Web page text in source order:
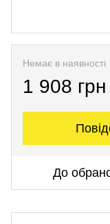
Немає в наявності
1 908 грн
До